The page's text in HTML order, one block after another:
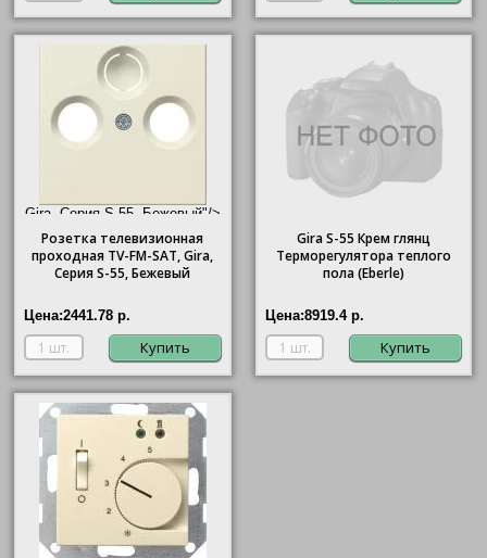
Gira, Серия S-55, Бежевый"/>
Розетка телевизионная
проходная ТV-FМ-SАТ,Gira,
Серия S-55, Бежевый
Цена:2441.78 р.
Купить
GiraS-55 Крем глянц
Терморегулятора теплого
пола (Eberle)
Цена:8919.4 р.
Купить